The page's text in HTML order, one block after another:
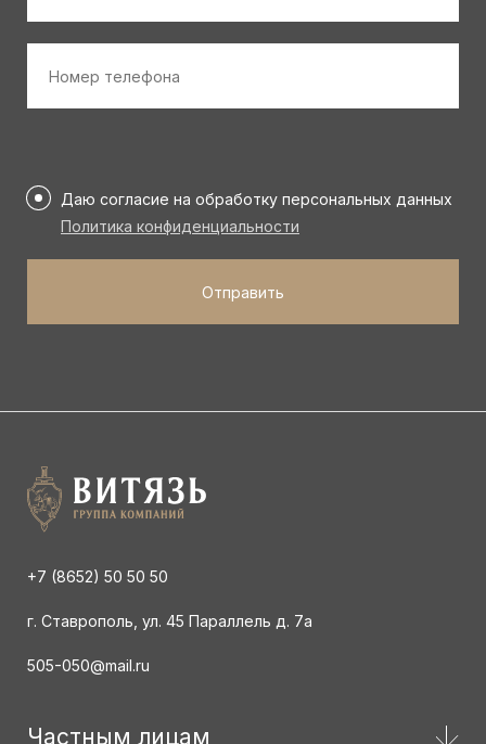
телефона
*
Даю согласие на обработку персональных данных
Политика конфиденциальности
+7 (8652) 50 50 50
г. Ставрополь, ул. 45 Параллель д. 7а
505-050@mail.ru
Частным лицам